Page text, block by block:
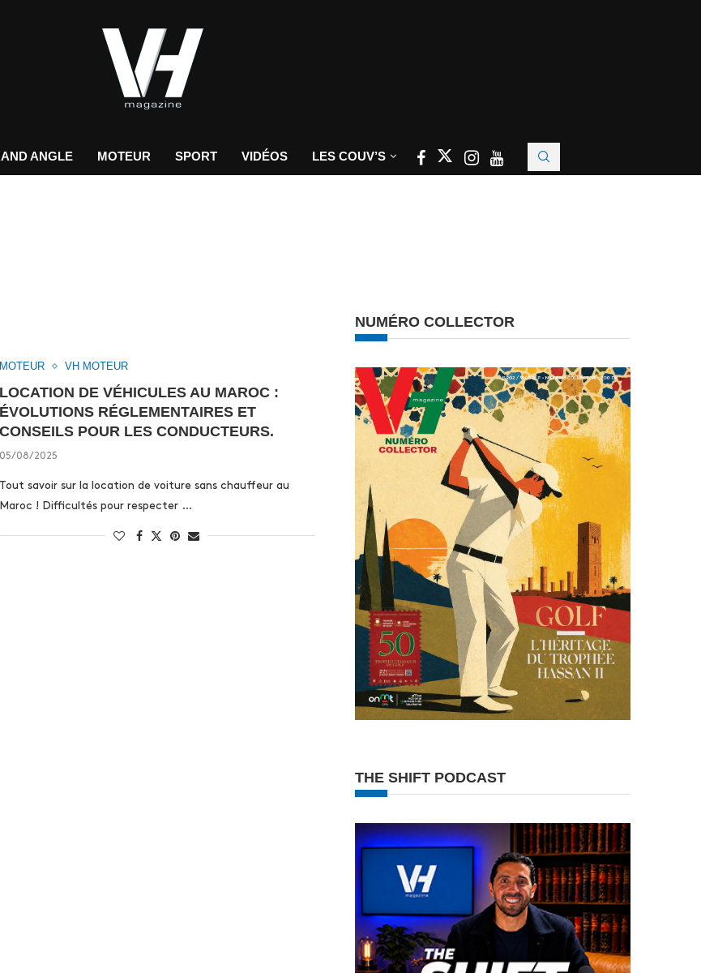
ANGLE MOTEUR SPORT VIDÉOS LES COUV’S
MOTEUR VH MOTEUR
LOCATION DE VÉHICULES AU MAROC :
ÉVOLUTIONS RÉGLEMENTAIRES ET
CONSEILS POUR LES CONDUCTEURS.
05/08/2025
Tout savoir sur la location de voiture sans chauffeur au
Maroc ! Difficultés pour respecter …
NUMÉRO COLLECTOR
THE SHIFT PODCAST